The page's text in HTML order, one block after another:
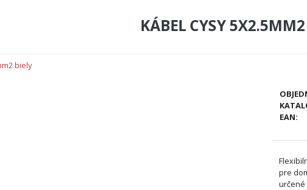
KÁBEL CYSY
EAN:
pre
určené